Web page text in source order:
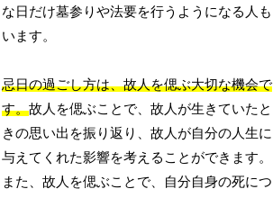
な日だけ墓参りや法要を行うようになる人も
います。
忌日の過ごし方は、故人を偲ぶ大切な機会で
す。故人を偲ぶことで、故人が生きていたと
きの思い出を振り返り、故人が自分の人生に
与えてくれた影響を考えることができます。
また、故人を偲ぶことで、自分自身の死につ